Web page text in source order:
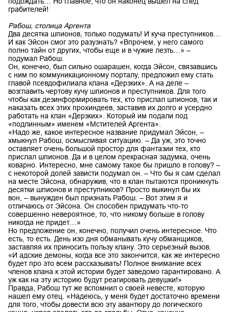
грабителей!
Рабош, столица Аргента
Два десятка шпионов, только подумать! И куча преступников…
И как Эйсон смог это разузнать? «Впрочем, у него самого
полно тайн от других, чтобы еще и в чужие лезть…» –
подумал Рабош.
Он, конечно, был сильно ошарашен, когда Эйсон, связавшись
с ним по коммуникационному порталу, предложил ему стать
главой псевдофилиала клана «Дерзких». А на деле –
возглавить чертову кучу шпионов и преступников. Для того
чтобы как дезинформировать тех, кто прислал шпионов, так и
наказать всех этих прохиндеев, заставив их долго и усердно
работать на клан «Дерзких». Который им подали под
«подлинным» именем «Мстителей Аргента».
«Надо же, какое интересное название придумал Эйсон, –
хмыкнул Рабош, осмысливая ситуацию. – Да уж, это точно
оставляет очень большой простор для фантазии тех, кто
прислал шпионов. Да и в целом прекрасная задумка, очень
коварно. Интересно, мне самому такое бы пришло в голову? –
с некоторой долей зависти подумал он. – Что бы я сам сделал
на месте Эйсона, обнаружив, что в клан пытаются проникнуть
десятки шпионов и преступников? Просто выкинул бы их
вон, – вынужден был признать Рабош. – Вот этим я и
отличаюсь от Эйсона. Он способен придумать что-то
совершенно невероятное, то, что никому больше в голову
никогда не придет…»
Но предложение он, конечно, получил очень интересное. Что
есть, то есть. День изо дня обманывать кучу обманщиков,
заставляя их приносить пользу клану. Это серьезный вызов.
«И адские демоны, когда все это закончится, как же интересно
будет про это всем рассказывать! Полное внимание всех
членов клана к этой истории будет заведомо гарантировано. А
уж как на эту историю будут реагировать девушки!»
Правда, Рабош тут же вспомнил о своей невесте, которую
нашел ему отец. «Надеюсь, у меня будет достаточно времени
для того, чтобы довести всю эту авантюру до логического